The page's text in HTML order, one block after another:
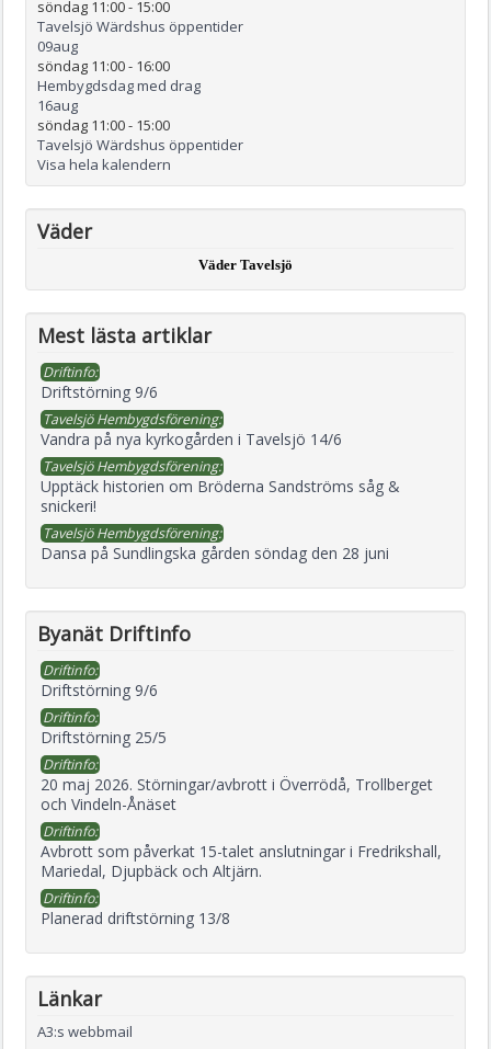
söndag 11:00- 15:00
Tavelsjö Wärdshus öppentider
09aug
söndag 11:00- 16:00
Hembygdsdag med drag
16aug
söndag 11:00- 15:00
Tavelsjö Wärdshus öppentider
Visa hela kalendern
Väder
Väder Tavelsjö
Mest lästa artiklar
Driftinfo:
Driftstörning 9/6
Tavelsjö Hembygdsförening:
Vandra på nya kyrkogården i Tavelsjö 14/6
Tavelsjö Hembygdsförening:
Upptäck historien om Bröderna Sandströms såg &
snickeri!
Tavelsjö Hembygdsförening:
Dansa på Sundlingska gården söndag den 28 juni
Byanät Driftinfo
Driftinfo:
Driftstörning 9/6
Driftinfo:
Driftstörning 25/5
Driftinfo:
20 maj 2026. Störningar/avbrott i Överrödå, Trollberget
och Vindeln-Ånäset
Driftinfo:
Avbrott som påverkat 15-talet anslutningar i Fredrikshall,
Mariedal, Djupbäck och Altjärn.
Driftinfo:
Planerad driftstörning 13/8
Länkar
A3:s webbmail